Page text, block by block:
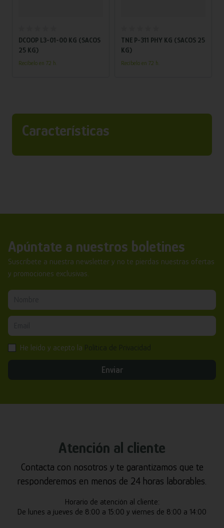
DCOOP L3-01-00 KG (SACOS
25 KG)
Recíbelo en 72 h.
TNE P-311 PHY KG (SACOS 25
KG)
Recíbelo en 72 h.
Características
Apúntate a nuestros boletines
Suscríbete a nuestra newsletter y no te pierdas nuestras ofertas
y promociones exclusivas.
He leído y acepto la
Enviar
Atención al cliente
Contacta con nosotros y te garantizamos que te
responderemos en menos de 24 horas laborables.
Horario de atención al cliente:
De lunes a jueves de 8:00 a 15:00 y viernes de 8:00 a 14:00